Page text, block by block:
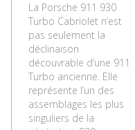
La Porsche 911 930
Turbo Cabriolet n’est
pas seulement la
déclinaison
découvrable d’une 911
Turbo ancienne. Elle
représente l’un des
assemblages les plus
singuliers de la